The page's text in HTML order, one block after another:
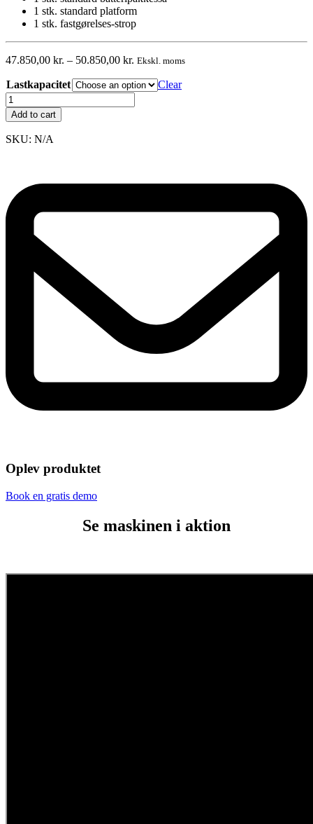
1 stk. standard platform
1 stk. fastgørelses-strop
47.850,00 kr. – 50.850,00 kr. Ekskl. moms
Lastkapacitet
Clear
Buddy
Lift
Plasmoid
quantity
Add to cart
SKU: N/A
Oplev produktet
Book en gratis demo
Se maskinen i aktion